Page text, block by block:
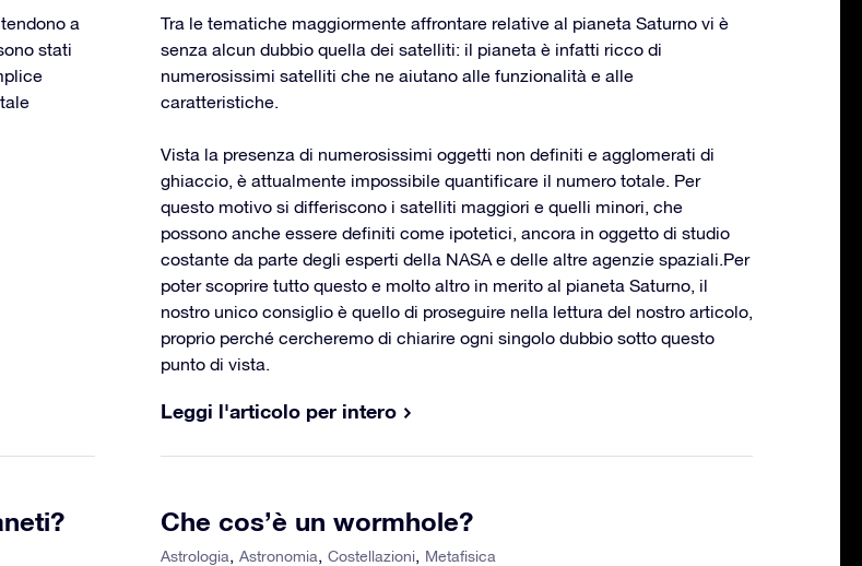
a
stati
Tra le tematiche maggiormente affrontare relative al pianeta Saturno vi è
senza alcun dubbio quella dei satelliti: il pianeta è infatti ricco di
numerosissimi satelliti che ne aiutano alle funzionalità e alle
caratteristiche.
Vista la presenza di numerosissimi oggetti non definiti e agglomerati di
ghiaccio, è attualmente impossibile quantificare il numero totale. Per
questo motivo si differiscono i satelliti maggiori e quelli minori, che
possono anche essere definiti come ipotetici, ancora in oggetto di studio
costante da parte degli esperti della NASA e delle altre agenzie spaziali.Per
poter scoprire tutto questo e molto altro in merito al pianeta Saturno, il
nostro unico consiglio è quello di proseguire nella lettura del nostro articolo,
proprio perché cercheremo di chiarire ogni singolo dubbio sotto questo
punto di vista.
Leggi l'articolo per intero
Che cos’è un wormhole?
Astrologia Astronomia Costellazioni
Metafisica